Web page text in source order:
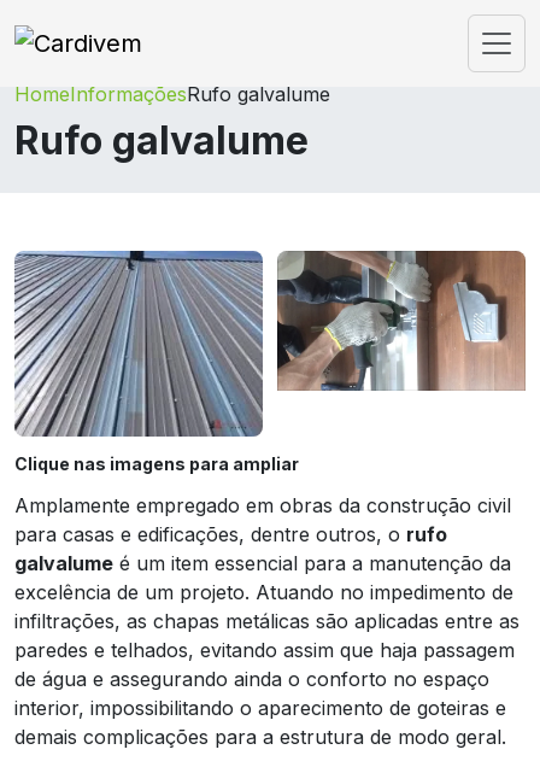
HomeInformaçõesRufo galvalume
Rufo galvalume
Clique nas imagens para ampliar
Amplamente empregado em obras da construção civil
para casas e edificações, dentre outros, o rufo
galvalume é um item essencial para a manutenção da
excelência de um projeto. Atuando no impedimento de
infiltrações, as chapas metálicas são aplicadas entre as
paredes e telhados, evitando assim que haja passagem
de água e assegurando ainda o conforto no espaço
interior, impossibilitando o aparecimento de goteiras e
demais complicações para a estrutura de modo geral.